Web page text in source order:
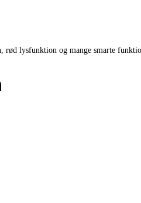
rød lysfunktion og mange smarte